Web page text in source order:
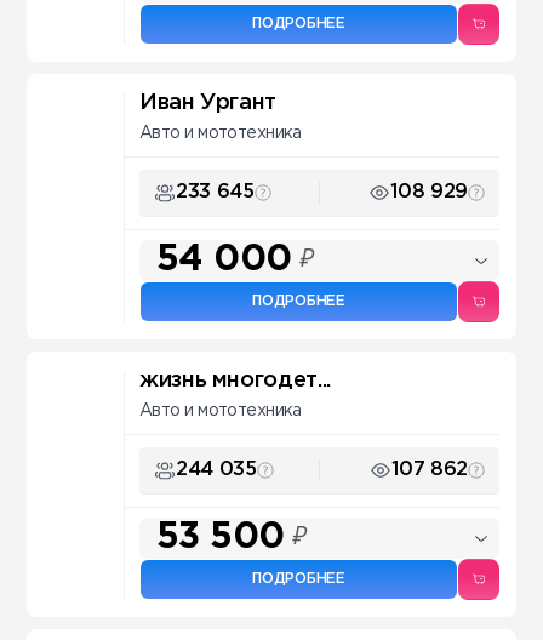
ПОДРОБНЕЕ
Иван Ургант
Авто и мототехника
233 645 108 929
54 000 ₽
ПОДРОБНЕЕ
жизнь многодет...
Авто и мототехника
244 035 107 862
53 500 ₽
ПОДРОБНЕЕ